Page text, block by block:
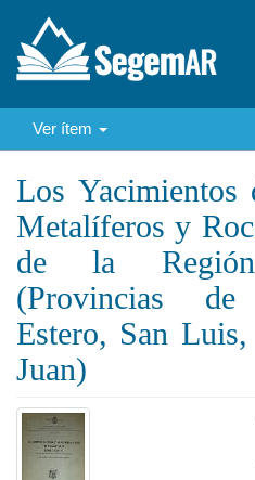
Ver ítem
Los Yacimientos
Metalíferos y
de la Región
(Provincias
Estero, San
Juan)